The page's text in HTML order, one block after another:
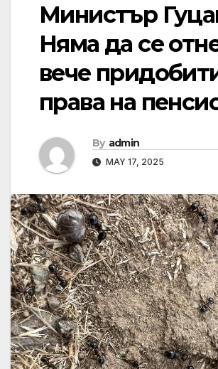
Министър
Няма да се
вече
права на
By admin
MAY 17, 2025